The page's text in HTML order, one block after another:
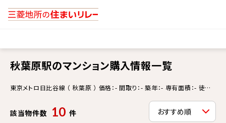
秋葉原駅のマンション購入情報一覧
東京メトロ日比谷線 （ 秋葉原 ） 価格：- 間取り：- 築年：- 専有面積：- 徒歩
該当物件数 10 件